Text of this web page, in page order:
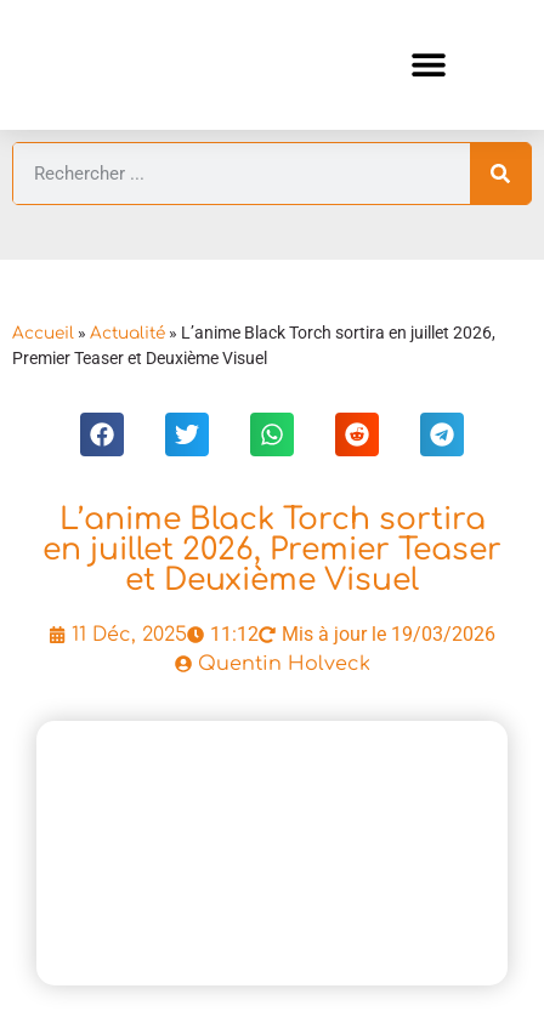
Accueil » Actualité » L’anime Black Torch sortira en juillet 2026,
Premier Teaser et Deuxième Visuel
L’anime Black Torch sortira
en juillet 2026, Premier Teaser
et Deuxième Visuel
11 Déc, 2025 11:12 Mis à jour le 19/03/2026
Quentin Holveck